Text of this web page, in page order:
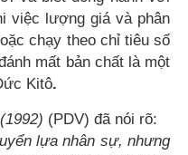
việc lượng giá và phân
chạy theo chỉ tiêu số
mất bản chất là một
Kitô.
(1992) (PDV) đã nói rõ:
lựa nhân sự, nhưng